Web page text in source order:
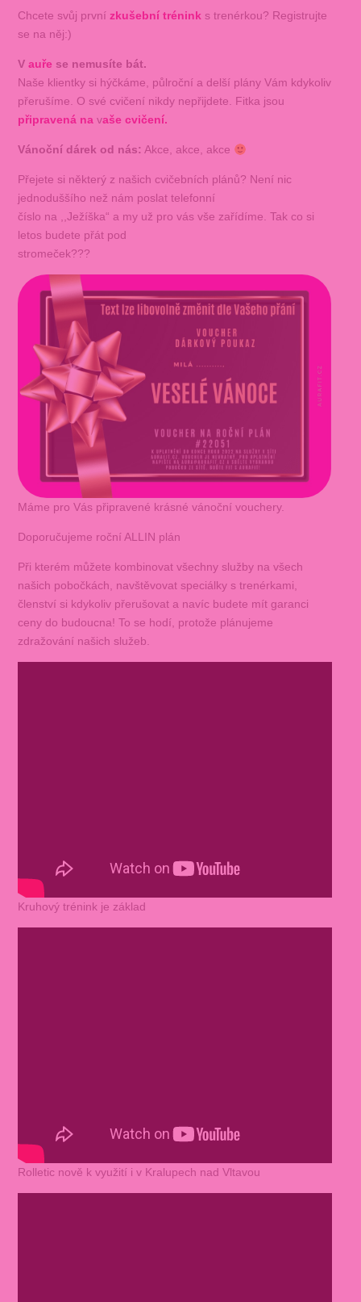
Chcete svůj první zkušební trénink s trenérkou? Registrujte
se na něj:)
V auře se nemusíte bát.
Naše klientky si hýčkáme, půlroční a delší plány Vám kdykoliv
přerušíme. O své cvičení nikdy nepřijdete. Fitka jsou
připravená na vaše cvičení.
Vánoční dárek od nás: Akce, akce, akce
Přejete si některý z našich cvičebních plánů? Není nic
jednoduššího než nám poslat telefonní
číslo na ,,Ježíška“ a my už pro vás vše zařídíme. Tak co si
letos budete přát pod
stromeček???
Máme pro Vás připravené krásné vánoční vouchery.
Doporučujeme roční ALLIN plán
Při kterém můžete kombinovat všechny služby na všech
našich pobočkách, navštěvovat speciálky s trenérkami,
členství si kdykoliv přerušovat a navíc budete mít garanci
ceny do budoucna! To se hodí, protože plánujeme
zdražování našich služeb.
Kruhový trénink je základ
Rolletic nově k využití i v Kralupech nad Vltavou